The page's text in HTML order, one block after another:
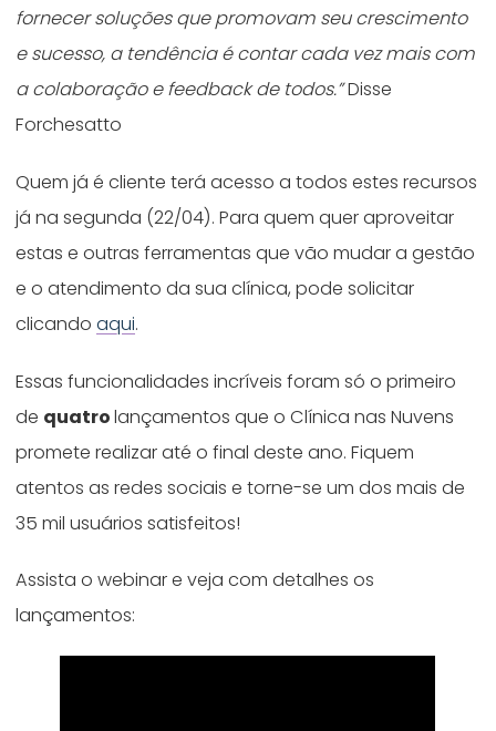
fornecer soluções que promovam seu crescimento
e sucesso, a tendência é contar cada vez mais com
a colaboração e feedback de todos.”Disse
Forchesatto
Quem já é cliente terá acesso a todos estes recursos
já na segunda (22/04). Para quem quer aproveitar
estas e outras ferramentas que vão mudar a gestão
e o atendimento da sua clínica, pode solicitar
clicandoaqui.
Essas funcionalidades incríveis foram só o primeiro
de quatrolançamentos que o Clínica nas Nuvens
promete realizar até o final deste ano. Fiquem
atentos as redes sociais e torne-se um dos mais de
35 mil usuários satisfeitos!
Assista o webinar e veja com detalhes os
lançamentos: